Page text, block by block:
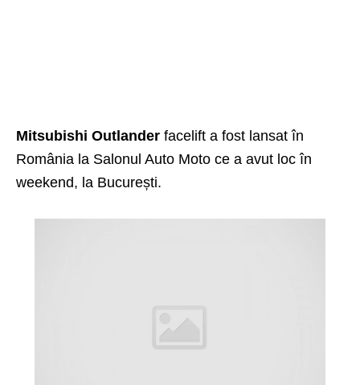
Mitsubishi Outlander facelift a fost lansat în
România la Salonul Auto Moto ce a avut loc în
weekend, la București.